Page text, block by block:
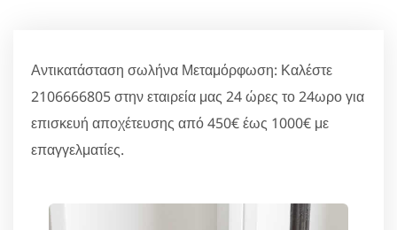
Αντικατάσταση σωλήνα Μεταμόρφωση: Καλέστε
2106666805 στην εταιρεία μας 24 ώρες το 24ωρο για
επισκευή αποχέτευσης από 450€ έως 1000€ με
επαγγελματίες.